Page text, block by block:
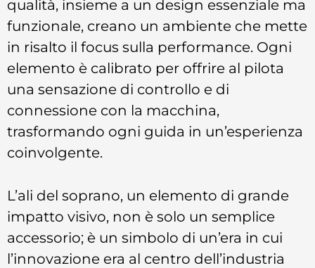
qualità, insieme a un design essenziale ma
funzionale, creano un ambiente che mette
in risalto il focus sulla performance. Ogni
elemento è calibrato per offrire al pilota
una sensazione di controllo e di
connessione con la macchina,
trasformando ogni guida in un’esperienza
coinvolgente.
L’ali del soprano, un elemento di grande
impatto visivo, non è solo un semplice
accessorio; è un simbolo di un’era in cui
l’innovazione era al centro dell’industria